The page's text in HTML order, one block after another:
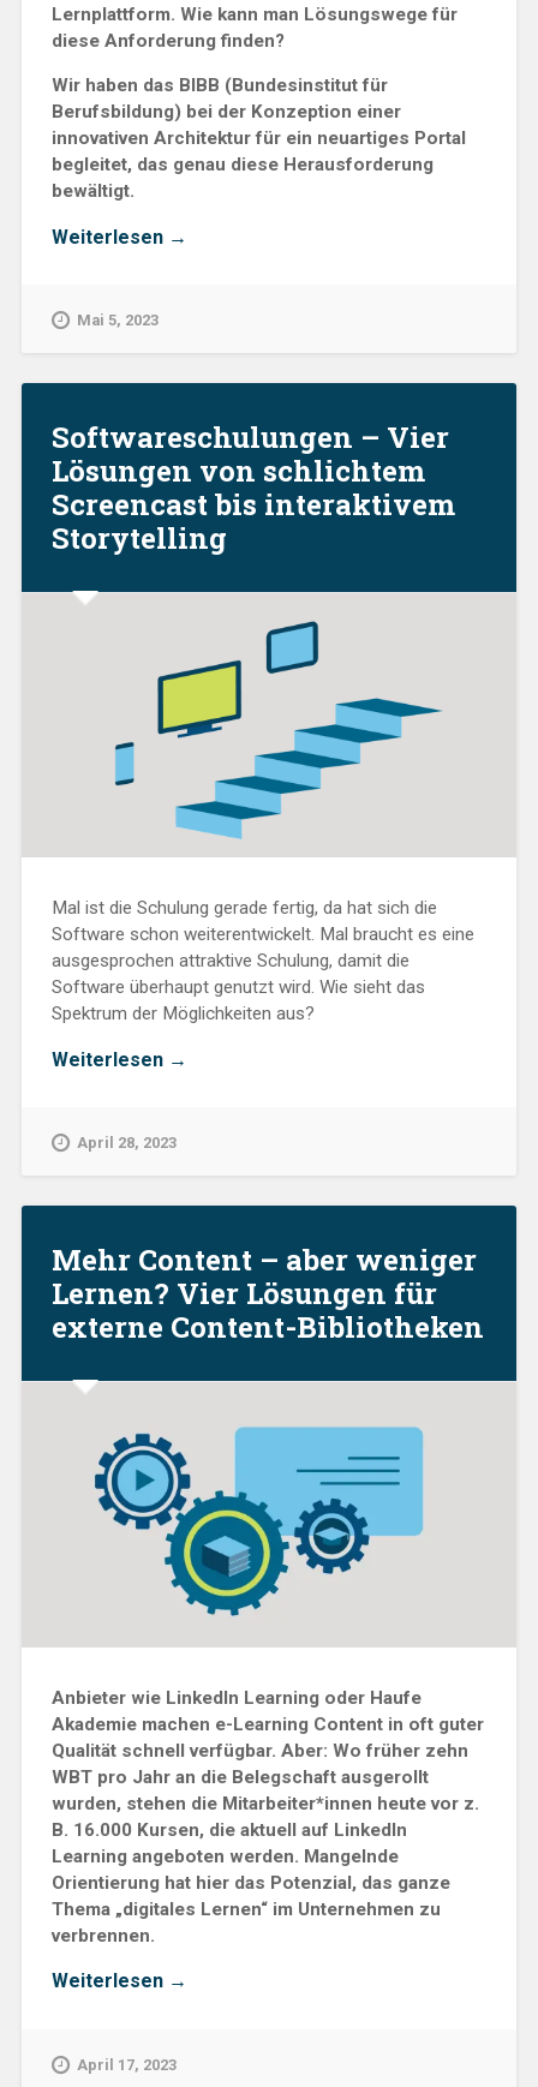
Lernplattform. Wie kann man Lösungswege für
diese Anforderung finden?
Wir haben das BIBB (Bundesinstitut für
Berufsbildung) bei der Konzeption einer
innovativen Architektur für ein neuartiges Portal
begleitet, das genau diese Herausforderung
bewältigt.
Weiterlesen „Ausbilden,
offenes
Lernökosystem
aufbaut“
→
Mai 5, 2023
Softwareschulungen – Vier
Lösungen von schlichtem
Screencast bis interaktivem
Storytelling
Mal ist die Schulung gerade fertig, da hat sich die
Software schon weiterentwickelt. Mal braucht es eine
ausgesprochen attraktive Schulung, damit die
Software überhaupt genutzt wird. Wie sieht das
Spektrum der Möglichkeiten aus?
Weiterlesen „Softwareschulungen
von
Storytelling
„
→
April 28, 2023
Mehr Content – aber weniger
Lernen? Vier Lösungen für
externe Content-Bibliotheken
Anbieter wie LinkedIn Learning oder Haufe
Akademie machen e-Learning Content in oft guter
Qualität schnell verfügbar. Aber: Wo früher zehn
WBT pro Jahr an die Belegschaft ausgerollt
wurden, stehen die Mitarbeiter*innen heute vor z.
B. 16.000 Kursen, die aktuell auf LinkedIn
Learning angeboten werden. Mangelnde
Orientierung hat hier das Potenzial, das ganze
Thema „digitales Lernen“ im Unternehmen zu
verbrennen.
Weiterlesen „Mehr
weniger
→
April 17, 2023